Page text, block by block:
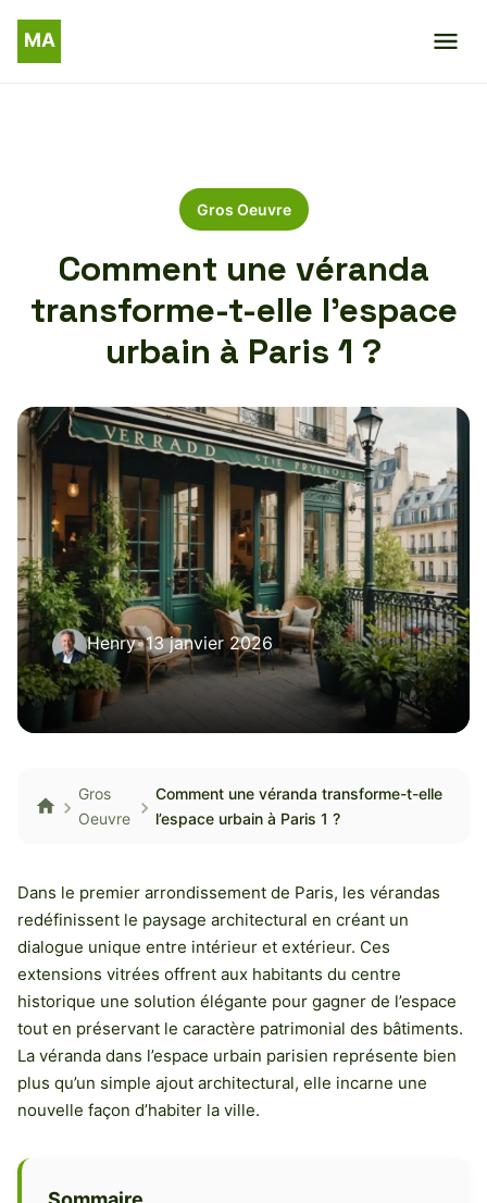
Gros Oeuvre
Comment une véranda
transforme-t-elle l’espace
urbain à Paris 1 ?
Henry•13 janvier 2026
Gros
Oeuvre
Comment une véranda transforme-t-elle
l’espace urbain à Paris 1 ?
Dans le premier arrondissement de Paris, les vérandas
redéfinissent le paysage architectural en créant un
dialogue unique entre intérieur et extérieur. Ces
extensions vitrées offrent aux habitants du centre
historique une solution élégante pour gagner de l’espace
tout en préservant le caractère patrimonial des bâtiments.
La véranda dans l’espace urbain parisien représente bien
plus qu’un simple ajout architectural, elle incarne une
nouvelle façon d’habiter la ville.